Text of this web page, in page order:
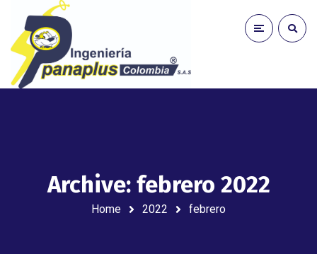
Archive: febrero 2022
Home 2022 febrero